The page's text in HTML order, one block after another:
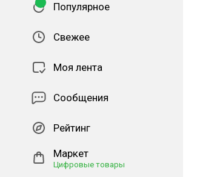
Популярное
Свежее
Моя лента
Сообщения
Рейтинг
Маркет
Цифровые товары